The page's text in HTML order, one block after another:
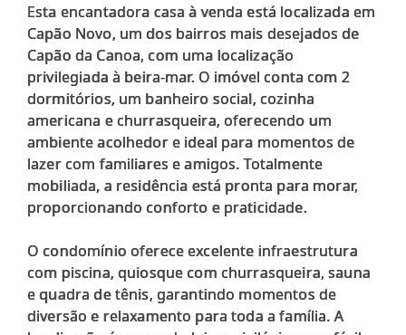
Esta encantadora casa à venda está localizada em
Capão Novo, um dos bairros mais desejados de
Capão da Canoa, com uma localização
privilegiada à beira-mar. O imóvel conta com 2
dormitórios, um banheiro social, cozinha
americana e churrasqueira, oferecendo um
ambiente acolhedor e ideal para momentos de
lazer com familiares e amigos. Totalmente
mobiliada, a residência está pronta para morar,
proporcionando conforto e praticidade.
O condomínio oferece excelente infraestrutura
com piscina, quiosque com churrasqueira, sauna
e quadra de tênis, garantindo momentos de
diversão e relaxamento para toda a família. A